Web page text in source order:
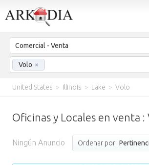
Comercial - Venta
Volo ×
United States > Illinois > Lake > Volo
Oficinas y Locales en venta :
Ningún Anuncio Ordenar por: